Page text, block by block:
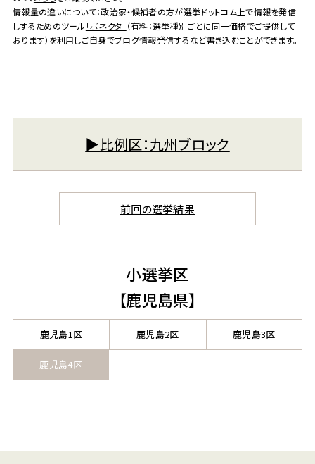
情報量の違いについて：政治家・候補者の方が選挙ドットコム上で情報を発信
しするためのツール 「ボネクタ」 （有料：選挙種別ごとに同一価格でご提供して
おります）を利用しご自身でブログ情報発信するなど書き込むことができます。
▶︎比例区：九州ブロック
前回の選挙結果
小選挙区
【鹿児島県】
鹿児島1区 鹿児島2区 鹿児島3区
鹿児島4区